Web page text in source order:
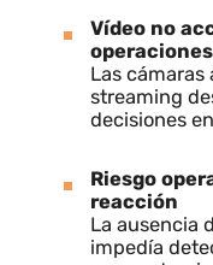
Control
El vehículo
remoto
seguras y
Las
streaming
decisiones